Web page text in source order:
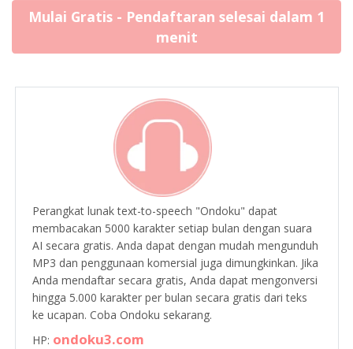
Mulai Gratis - Pendaftaran selesai dalam 1
menit
Perangkat lunak text-to-speech "Ondoku" dapat
membacakan 5000 karakter setiap bulan dengan suara
AI secara gratis. Anda dapat dengan mudah mengunduh
MP3 dan penggunaan komersial juga dimungkinkan. Jika
Anda mendaftar secara gratis, Anda dapat mengonversi
hingga 5.000 karakter per bulan secara gratis dari teks
ke ucapan. Coba Ondoku sekarang.
HP: ondoku3.com